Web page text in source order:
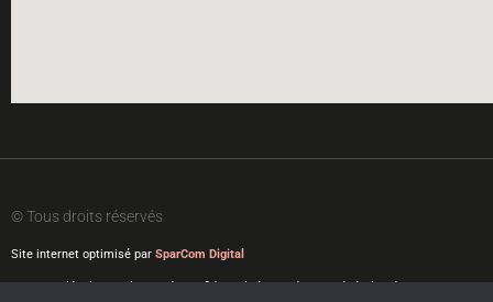
© Tous droits réservés
Site internet optimisé par SparCom Digital
Mentions légales|Politique de confidentialité|Conditions générales de ventes|